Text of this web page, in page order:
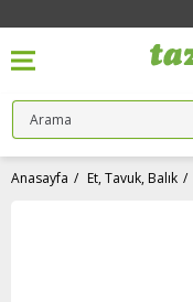
Anasayfa Et, Tavuk, Balık